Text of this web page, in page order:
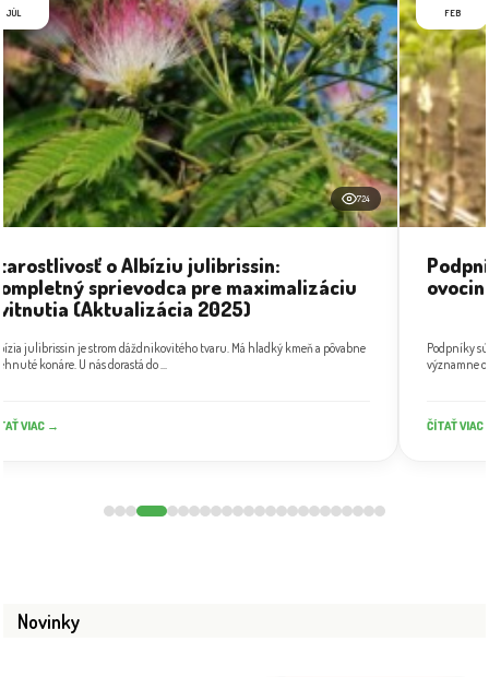
JÚL
724
o Albíziu julibrissin:
sprievodca pre maximalizáciu
(Aktualizácia 2025)
julibrissin je strom dáždnikovitého tvaru. Má hladký kmeň a pôvabne
konáre. U nás dorastá do ...
VIAC →
FEB
Podpníky
významne
ČÍTAŤ
Novinky